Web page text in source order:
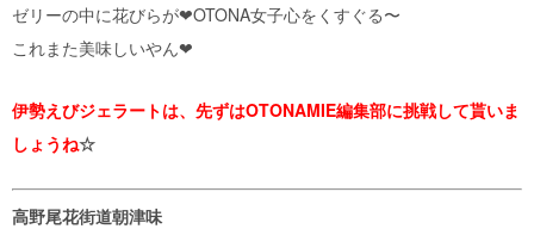
ゼリーの中に花びらが❤︎OTONA女子心をくすぐる〜
これまた美味しいやん❤︎
伊勢えびジェラートは、先ずはOTONAMIE編集部に挑戦して貰いま
しょうね☆
高野尾花街道朝津味